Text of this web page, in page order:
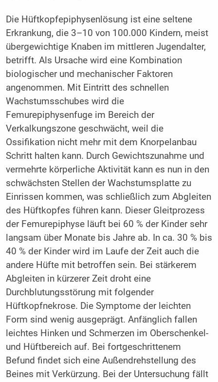
Die Hüftkopfepiphysenlösung ist eine seltene
Erkrankung, die 3–10 von 100.000 Kindern, meist
übergewichtige Knaben im mittleren Jugendalter,
betrifft. Als Ursache wird eine Kombination
biologischer und mechanischer Faktoren
angenommen. Mit Eintritt des schnellen
Wachstumsschubes wird die
Femurepiphysenfuge im Bereich der
Verkalkungszone geschwächt, weil die
Ossifikation nicht mehr mit dem Knorpelanbau
Schritt halten kann. Durch Gewichtszunahme und
vermehrte körperliche Aktivität kann es nun in den
schwächsten Stellen der Wachstumsplatte zu
Einrissen kommen, was schließlich zum Abgleiten
des Hüftkopfes führen kann. Dieser Gleitprozess
der Femurepiphyse läuft bei 60 % der Kinder sehr
langsam über Monate bis Jahre ab. In ca. 30 % bis
40 % der Kinder wird im Laufe der Zeit auch die
andere Hüfte mit betroffen sein. Bei stärkerem
Abgleiten in kürzerer Zeit droht eine
Durchblutungsstörung mit folgender
Hüftkopfnekrose. Die Symptome der leichten
Form sind wenig ausgeprägt. Anfänglich fallen
leichtes Hinken und Schmerzen im Oberschenkel-
und Hüftbereich auf. Bei fortgeschrittenem
Befund findet sich eine Außendrehstellung des
Beines mit Verkürzung. Bei der Untersuchung fällt